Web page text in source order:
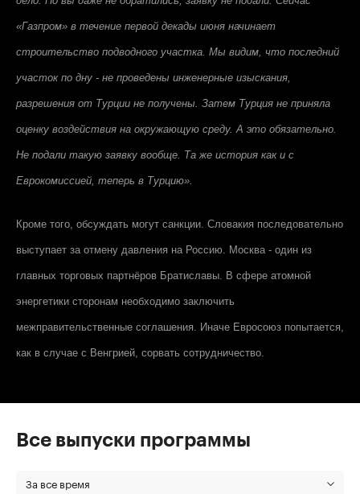
«Газпром» в течение первой декады июня начинает
строительство подводного участка. Мы видим, что последний
участок по дну - не проведены инженерные изыскания,
разрешения от Турции не получены. Затем Турция не приняла
оценку воздействия на окружающую среду. А это обязательно.
Не подали такую заявку вообще. Та же история как и с
Еврокомиссией, теперь в Турцию».
Кроме того, обсуждать могут санкции. Словакия последовательно
выступает за отмену давления на Россию. Москва - один из
главных торговых партнёров Братиславы. В сфере атомной
энергетики сторонам необходимо заключить
межправительственные соглашения. Иначе Евросоюз попытается,
как в случае с Венгрией, сорвать сотрудничество.
Все выпуски программы
За все время